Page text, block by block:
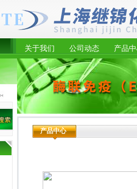
关于我们 公司动态 产品
产品中心